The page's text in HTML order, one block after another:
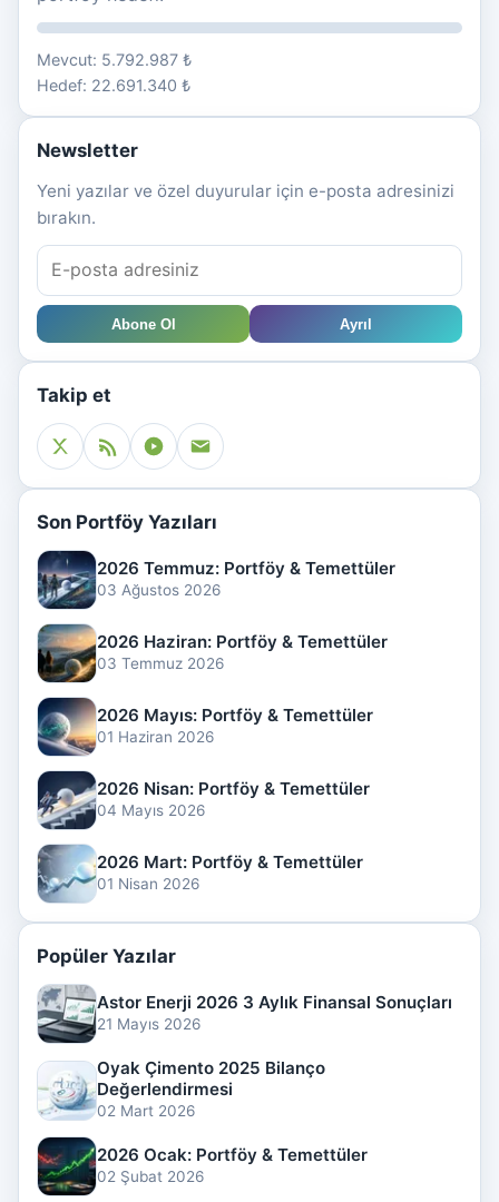
Mevcut: 5.792.987 ₺
Hedef: 22.691.340 ₺
Newsletter
Yeni yazılar ve özel duyurular için e-posta adresinizi
bırakın.
Abone Ol Ayrıl
Takip et
Son Portföy Yazıları
2026 Temmuz: Portföy & Temettüler
03 Ağustos 2026
2026 Haziran: Portföy & Temettüler
03 Temmuz 2026
2026 Mayıs: Portföy & Temettüler
01 Haziran 2026
2026 Nisan: Portföy & Temettüler
04 Mayıs 2026
2026 Mart: Portföy & Temettüler
01 Nisan 2026
Popüler Yazılar
Astor Enerji 2026 3 Aylık Finansal Sonuçları
21 Mayıs 2026
Oyak Çimento 2025 Bilanço
Değerlendirmesi
02 Mart 2026
2026 Ocak: Portföy & Temettüler
02 Şubat 2026